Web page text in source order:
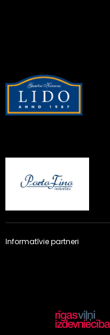
Informatīvie partneri